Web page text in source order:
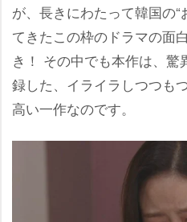
が、長きにわたって韓国の
てきたこの枠のドラマの面
き！ その中でも本作は、
録した、イライラしつつも
高い一作なのです。